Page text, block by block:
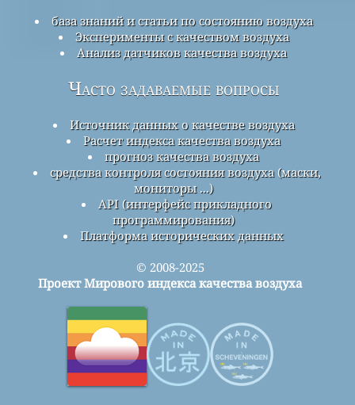
база знаний и статьи по состоянию воздуха
Эксперименты с качеством воздуха
Анализ датчиков качества воздуха
Часто задаваемые вопросы
Источник данных о качестве воздуха
Расчет индекса качества воздуха
прогноз качества воздуха
средства контроля состояния воздуха (маски,
мониторы ...)
API (интерфейс прикладного
программирования)
Платформа исторических данных
© 2008-2025
Проект Мирового индекса качества воздуха